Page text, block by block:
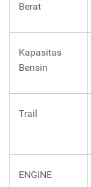
Berat
Kapasitas
Bensin
Trail
ENGINE